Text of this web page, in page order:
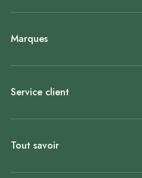
Marques
Service client
Tout savoir